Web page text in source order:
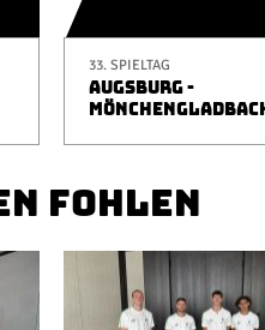
33. SPIELTAG
AUGSBURG -
FOHLEN